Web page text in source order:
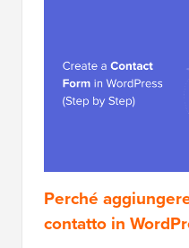
Perché
contatto in